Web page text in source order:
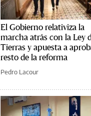
El Gobierno relativiza la
marcha atrás con la Ley
Tierras y apuesta a
resto de la reforma
Pedro Lacour